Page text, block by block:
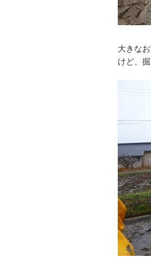
大きな
けど、